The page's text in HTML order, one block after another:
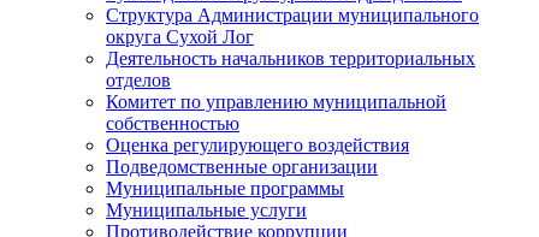
Структура Администрации муниципального
округа Сухой Лог
Деятельность начальников территориальных
отделов
Комитет по управлению муниципальной
собственностью
Оценка регулирующего воздействия
Подведомственные организации
Муниципальные программы
Муниципальные услуги
Противодействие коррупции